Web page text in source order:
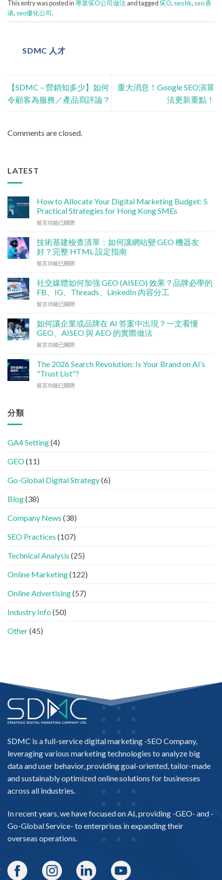
This entry was posted in專業SEO公司做法and taggedSEO, seo hk, seo 香
港, seo優化公司.
SDMC 人才
【SDMC – 營銷知多少】如何
令顧客為服務／產品寫評論？
重大消息！Google SEO演算
法更新重點！
Comments are closed.
LATEST
How to Allocate Your Digital Marketing Budget: 5
Practical Strategies for Hong Kong SMEs
在
碼
行
銷
預
點
分
香
中
小
5
用
策
略〉
留言功能已關閉
技術基建檢查清單：如何讓網站變 GEO 機器友
好？完整 HTML 設定指南
在
術
基
建
檢
清
單：
何
網
站
GEO
整
HTML
定
南〉
留言功能已關閉
社交媒體如何加強 GEO (AISEO) 效果？品牌必學的
FB、IG、Threads、LinkedIn 內容分工
在
交
媒
體
如
加
強
(AISEO)
的
IG、
LinkedIn
容
工〉
中
留言功能已關閉
如何讓企業或品牌在 AI 答案中出現？一文看懂
GEO、AISEO 與 AEO 的實際做法
在
何
讓
業
案
出
一
看
懂
AISEO
AEO
實
做
留言功能已關閉
The 2026 Search Revolution: Is Your Brand on AI’s
"Trust List"?
在
已
進
代
品
如
進
的
任
單」？〉
留言功能已關閉
分類
GA4 Setting(4)
GEO(11)
Go-Global Digital Strategy(6)
Blog(38)
Company News (38)
SEO Practices (107)
Technical Analysis (25)
Online Marketing(122)
Online Advertising(57)
Industry Info (50)
Other(45)
SDMC is a full-service digital marketing -SEO Company,
leveraging various marketing technologies to analyze big
data and user behavior, providing goal-oriented, tailor-made
and sustainably optimized online solutions for businesses
across all industries.
In recent years, we have focused on AI, providing -GEO- and -
Go-Global Service- to enterprises in expanding their
overseas operations.